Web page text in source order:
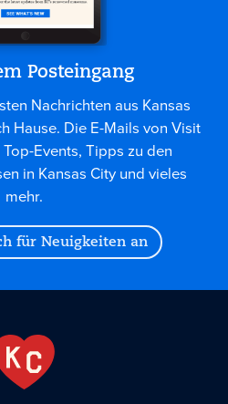
Posteingang
Nachrichten aus Kansas
Hause. Die E-Mails von Visit
Events, Tipps zu den
in Kansas City und vieles
mehr.
für Neuigkeiten an